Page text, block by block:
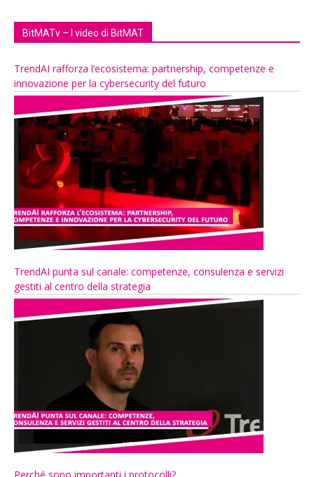
BitMATv – I video di BitMAT
TrendAI rafforza l’ecosistema: partnership, competenze e
innovazione per la cybersecurity del futuro
TrendAI punta sul canale: competenze, consulenza e servizi
gestiti al centro della strategia